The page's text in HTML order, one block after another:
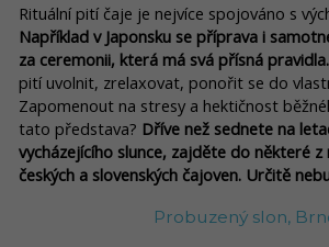
Rituální pití čaje je nejvíce spojováno s
Například v Japonsku se příprava i
za ceremonii, která má svá přísná pravidla.
pití uvolnit, zrelaxovat, ponořit se do
Zapomenout na stresy a hektičnost
tato představa? Dříve než sednete na
vycházejícího slunce, zajděte do některé z
českých a slovenských čajoven. Určitě
Probuzený slon,